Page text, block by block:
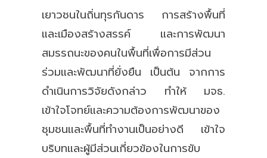
เยาวชนในถิ่นทุรกันดาร การสร้างพื้นที่
และเมืองสร้างสรรค์ และการพัฒนา
สมรรถนะของคนในพื้นที่เพื่อการมีส่วน
ร่วมและพัฒนาที่ยั่งยืน เป็นต้น จากการ
ดำเนินการวิจัยดังกล่าว ทำให้ มจธ.
เข้าใจโจทย์และความต้องการพัฒนาของ
ชุมชนและพื้นที่ทำงานเป็นอย่างดี เข้าใจ
บริบทและผู้มีส่วนเกี่ยวข้องในการขับ